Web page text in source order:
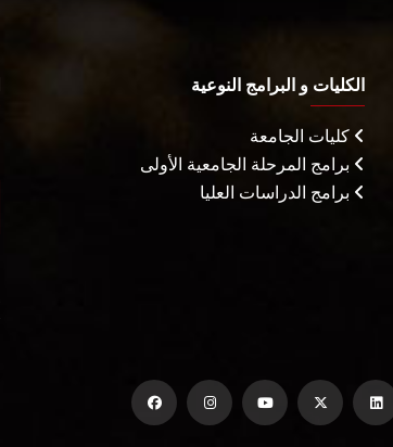
الكليات و البرامج النوعية
كليات الجامعة
برامج المرحلة الجامعية الأولى
برامج الدراسات العليا